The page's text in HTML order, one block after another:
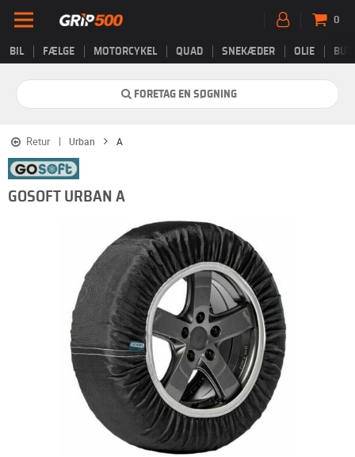
BIL FÆLGE MOTORCYKEL QUAD SNEKÆDER OLIE
0
FORETAG EN SØGNING
Retur Urban A
GOSOFT URBAN A